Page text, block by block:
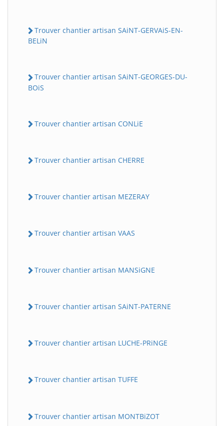
Trouver chantier artisan SAiNT-GERVAiS-EN-
BELiN
Trouver chantier artisan SAiNT-GEORGES-DU-
BOiS
Trouver chantier artisan CONLiE
Trouver chantier artisan CHERRE
Trouver chantier artisan MEZERAY
Trouver chantier artisan VAAS
Trouver chantier artisan MANSiGNE
Trouver chantier artisan SAiNT-PATERNE
Trouver chantier artisan LUCHE-PRiNGE
Trouver chantier artisan TUFFE
Trouver chantier artisan MONTBiZOT